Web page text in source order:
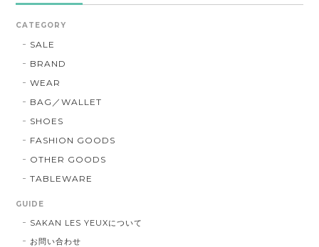
CATEGORY
SALE
BRAND
WEAR
BAG／WALLET
SHOES
FASHION GOODS
OTHER GOODS
TABLEWARE
GUIDE
SAKAN LES YEUXについて
お問い合わせ